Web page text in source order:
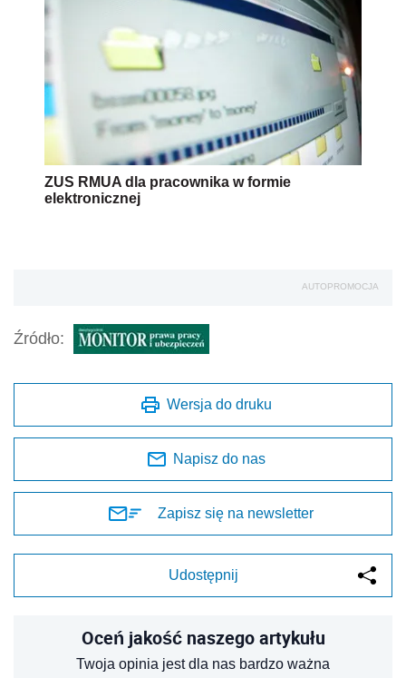
ZUS RMUA dla pracownika w formie
elektronicznej
AUTOPROMOCJA
Źródło:
Wersja do druku
Napisz do nas
Zapisz się na newsletter
Udostępnij
Oceń jakość naszego artykułu
Twoja opinia jest dla nas bardzo ważna